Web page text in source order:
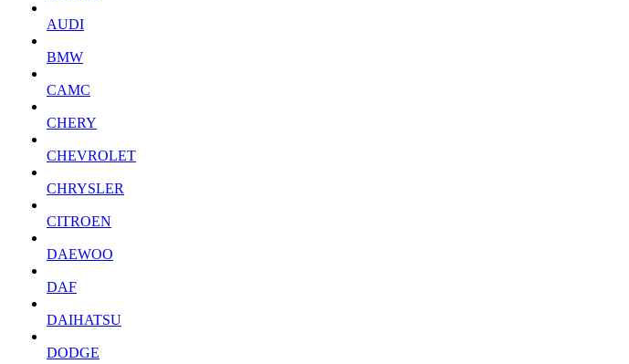
AUDI
BMW
CAMC
CHERY
CHEVROLET
CHRYSLER
CITROEN
DAEWOO
DAF
DAIHATSU
DODGE